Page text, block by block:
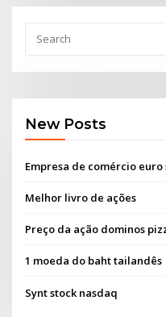
New Posts
Empresa de comércio euro
Melhor livro de ações
Preço da ação dominos
1 moeda do baht tailandês
Synt stock nasdaq